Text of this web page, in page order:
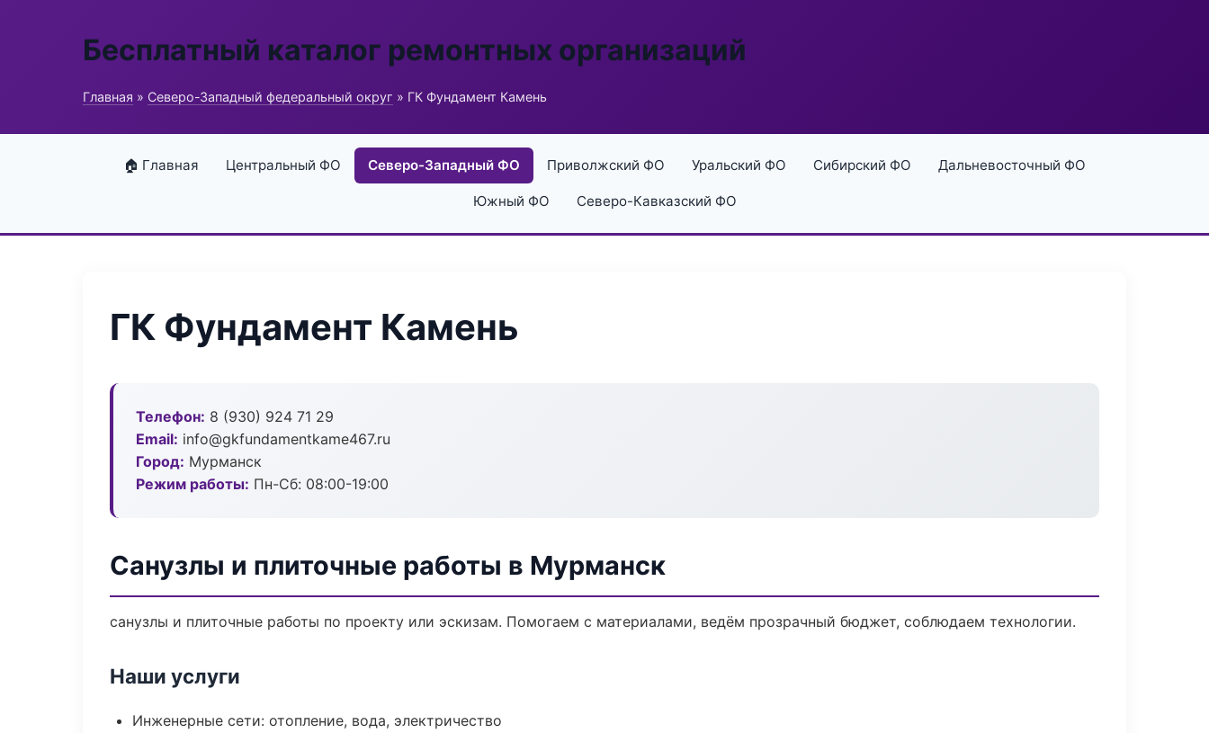
Бесплатный каталог ремонтных организаций
Главная » Северо-Западный федеральный округ » ГК Фундамент Камень
🏠 Главная Центральный ФО Северо-Западный ФО Приволжский ФО Уральский ФО Сибирский ФО Дальневосточный ФО
Южный ФО Северо-Кавказский ФО
ГК Фундамент Камень
Телефон: 8 (930) 924 71 29
Email: info@gkfundamentkame467.ru
Город: Мурманск
Режим работы: Пн-Сб: 08:00-19:00
Санузлы и плиточные работы в Мурманск
санузлы и плиточные работы по проекту или эскизам. Помогаем с материалами, ведём прозрачный бюджет, соблюдаем технологии.
Наши услуги
Инженерные сети: отопление, вода, электричество